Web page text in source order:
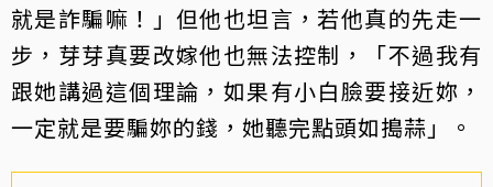
就是詐騙嘛！」但他也坦言，若他真的先走一
步，芽芽真要改嫁他也無法控制，「不過我有
跟她講過這個理論，如果有小白臉要接近妳，
一定就是要騙妳的錢，她聽完點頭如搗蒜」。